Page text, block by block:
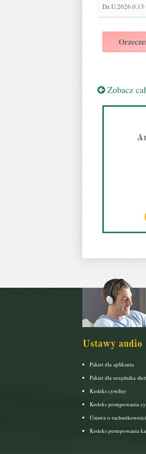
Dz.U.2026.0.13
Zobacz
Ustawy audio
Pakiet dla aplikanta
Pakiet dla urzędnika
Kodeks cywilny
Kodeks postępowania
Ustawa o rachunkowości
Kodeks postepowania